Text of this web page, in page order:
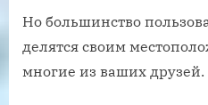
Но большинство
делятся своим
многие из ваших друзей.